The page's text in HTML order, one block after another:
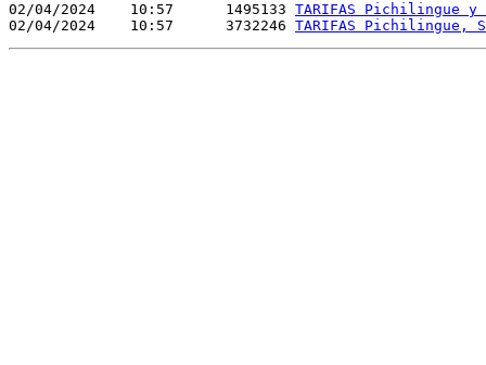
02/04/2024    10:57      1495133 TARIFAS Pichilingue
02/04/2024    10:57      3732246 TARIFAS Pichilingue,